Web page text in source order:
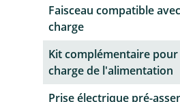
Faisceau compatible
charge
Kit complémentaire pour
charge de l'alimentation
Prise électrique pré-